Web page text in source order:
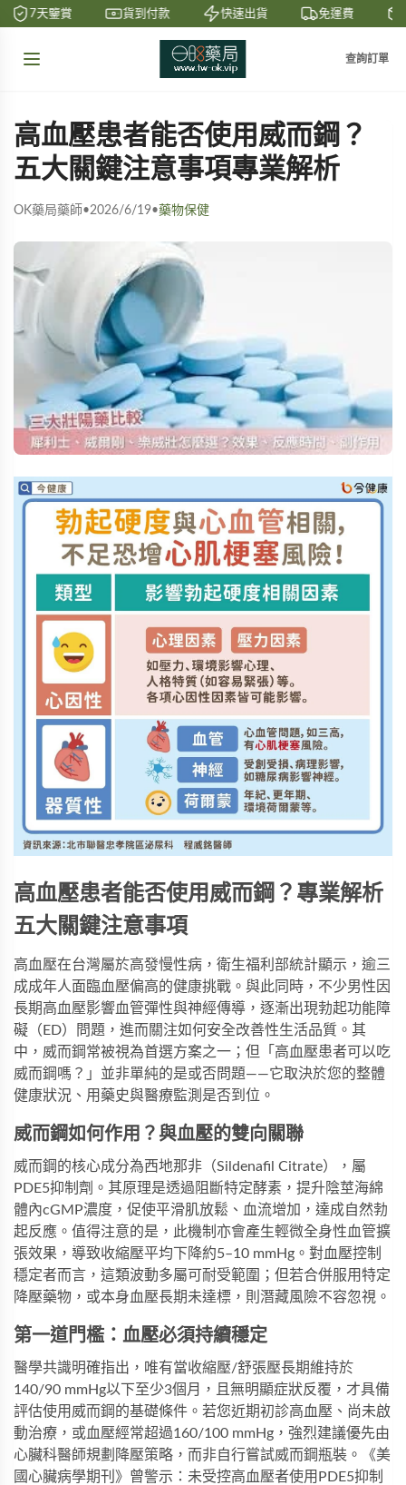
7天鑒賞 貨到付款 快速出貨 免運費
查詢訂單
高血壓患者能否使用威而鋼？
五大關鍵注意事項專業解析
OK藥局藥師•2026/6/19•藥物保健
高血壓患者能否使用威而鋼？專業解析
五大關鍵注意事項
高血壓在台灣屬於高發慢性病，衛生福利部統計顯示，逾三
成成年人面臨血壓偏高的健康挑戰。與此同時，不少男性因
長期高血壓影響血管彈性與神經傳導，逐漸出現勃起功能障
礙（ED）問題，進而關注如何安全改善性生活品質。其
中， 威而鋼常被視為首選方案之一；但「高血壓患者可以吃
威而鋼嗎？」並非單純的是或否問題——它取決於您的整體
健康狀況、用藥史與醫療監測是否到位。
威而鋼如何作用？與血壓的雙向關聯
威而鋼的核心成分為西地那非（Sildenafil Citrate），屬
PDE5抑制劑。其原理是透過阻斷特定酵素，提升陰莖海綿
體內cGMP濃度，促使平滑肌放鬆、血流增加，達成自然勃
起反應。值得注意的是，此機制亦會產生輕微全身性血管擴
張效果，導致收縮壓平均下降約5–10 mmHg。對血壓控制
穩定者而言，這類波動多屬可耐受範圍；但若合併服用特定
降壓藥物，或本身血壓長期未達標，則潛藏風險不容忽視。
第一道門檻：血壓必須持續穩定
醫學共識明確指出，唯有當收縮壓/舒張壓長期維持於
140/90 mmHg以下至少3個月，且無明顯症狀反覆，才具備
評估使用威而鋼的基礎條件。若您近期初診高血壓、尚未啟
動治療，或血壓經常超過160/100 mmHg，強烈建議優先由
心臟科醫師規劃降壓策略，而非自行嘗試威而鋼瓶裝 。《美
國心臟病學期刊》曾警示：未受控高血壓者使用PDE5抑制